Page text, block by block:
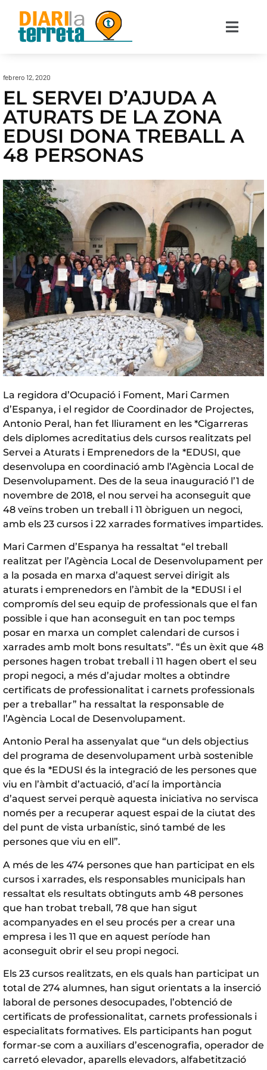
febrero 12, 2020
EL SERVEI D’AJUDA A
ATURATS DE LA ZONA
EDUSI DONA TREBALL A
48 PERSONAS
La regidora d’Ocupació i Foment, Mari Carmen
d’Espanya, i el regidor de Coordinador de Projectes,
Antonio Peral, han fet lliurament en les *Cigarreras
dels diplomes acreditatius dels cursos realitzats pel
Servei a Aturats i Emprenedors de la *EDUSI, que
desenvolupa en coordinació amb l’Agència Local de
Desenvolupament. Des de la seua inauguració l’1 de
novembre de 2018, el nou servei ha aconseguit que
48 veïns troben un treball i 11 òbriguen un negoci,
amb els 23 cursos i 22 xarrades formatives impartides.
Mari Carmen d’Espanya ha ressaltat “el treball
realitzat per l’Agència Local de Desenvolupament per
a la posada en marxa d’aquest servei dirigit als
aturats i emprenedors en l’àmbit de la *EDUSI i el
compromís del seu equip de professionals que el fan
possible i que han aconseguit en tan poc temps
posar en marxa un complet calendari de cursos i
xarrades amb molt bons resultats”. “És un èxit que 48
persones hagen trobat treball i 11 hagen obert el seu
propi negoci, a més d’ajudar moltes a obtindre
certificats de professionalitat i carnets professionals
per a treballar” ha ressaltat la responsable de
l’Agència Local de Desenvolupament.
Antonio Peral ha assenyalat que “un dels objectius
del programa de desenvolupament urbà sostenible
que és la *EDUSI és la integració de les persones que
viu en l’àmbit d’actuació, d’ací la importància
d’aquest servei perquè aquesta iniciativa no servisca
només per a recuperar aquest espai de la ciutat des
del punt de vista urbanístic, sinó també de les
persones que viu en ell”.
A més de les 474 persones que han participat en els
cursos i xarrades, els responsables municipals han
ressaltat els resultats obtinguts amb 48 persones
que han trobat treball, 78 que han sigut
acompanyades en el seu procés per a crear una
empresa i les 11 que en aquest període han
aconseguit obrir el seu propi negoci.
Els 23 cursos realitzats, en els quals han participat un
total de 274 alumnes, han sigut orientats a la inserció
laboral de persones desocupades, l’obtenció de
certificats de professionalitat, carnets professionals i
especialitats formatives. Els participants han pogut
formar-se com a auxiliars d’escenografia, operador de
carretó elevador, aparells elevadors, alfabetització